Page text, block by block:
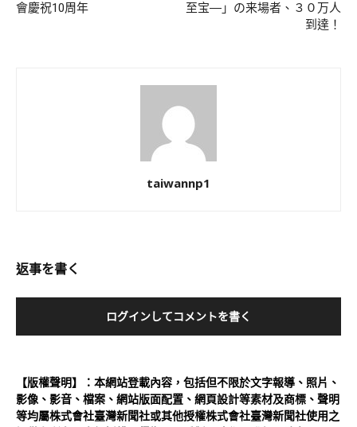
會慶祝10周年
至宝―」の来場者、３０万人
到達！
taiwannp1
返事を書く
ログインしてコメントを書く
【版權聲明】：本網站登載內容，包括但不限於文字報導、照片、
影像、影音、檔案、網站版面配置、網頁設計等素材及商標、聲明
等均屬株式會社臺灣新聞社或其他授權株式會社臺灣新聞社使用之